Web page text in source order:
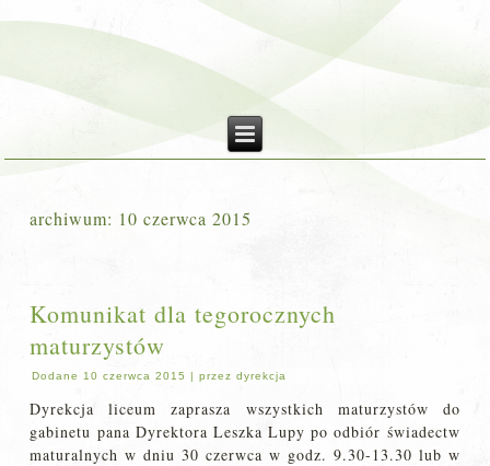
archiwum: 10 czerwca 2015
Komunikat dla tegorocznych
maturzystów
Dodane 10 czerwca 2015 |przez dyrekcja
Dyrekcja liceum zaprasza wszystkich maturzystów do
gabinetu pana Dyrektora Leszka Lupy po odbiór świadectw
maturalnych w dniu 30 czerwca w godz. 9.30-13.30 lub w